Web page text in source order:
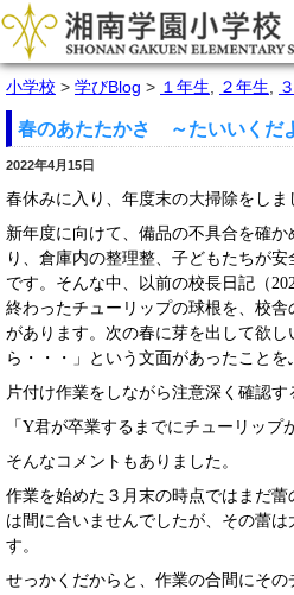
小学校 > 学びBlog > １年生 ２年生
春のあたたかさ ～たいいくだ
2022年4月15日
春休みに入り、年度末の大掃除をしま
新年度に向けて、備品の不具合を確
り、倉庫内の整理整、子どもたちが
です。 そんな中、以前の校長日記（
終わったチューリップの球根を、校
があります。次の春に芽を出して欲
ら・・・」という文面があったことを
片付け作業をしながら注意深く確認す
「 Y君が卒業するまでにチューリップ
そんなコメントもありました。
作業を始めた３月末の時点ではまだ
は間に合いませんでしたが、その蕾
す。
せっかくだからと、作業の合間にそ